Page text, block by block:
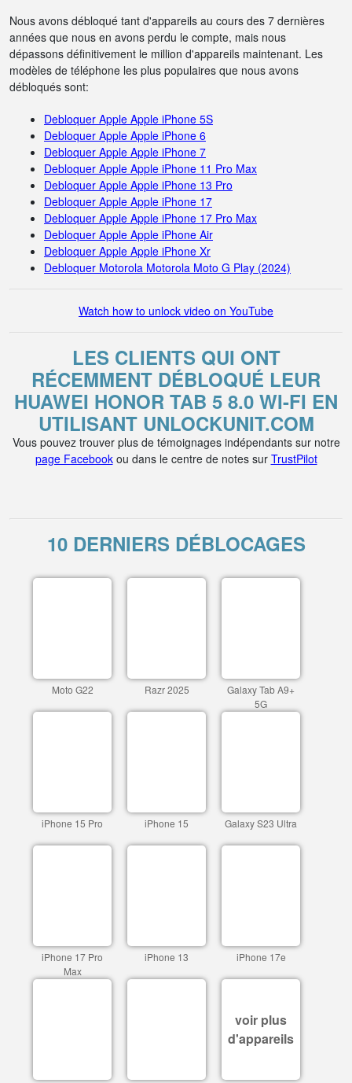
Nous avons débloqué tant d'appareils au cours des 7 dernières
années que nous en avons perdu le compte, mais nous
dépassons définitivement le million d'appareils maintenant. Les
modèles de téléphone les plus populaires que nous avons
débloqués sont:
Debloquer Apple Apple iPhone 5S
Debloquer Apple Apple iPhone 6
Debloquer Apple Apple iPhone 7
Debloquer Apple Apple iPhone 11 Pro Max
Debloquer Apple Apple iPhone 13 Pro
Debloquer Apple Apple iPhone 17
Debloquer Apple Apple iPhone 17 Pro Max
Debloquer Apple Apple iPhone Air
Debloquer Apple Apple iPhone Xr
Debloquer Motorola Motorola Moto G Play (2024)
Watch how to unlock video on YouTube
LES CLIENTS QUI ONT
RÉCEMMENT DÉBLOQUÉ LEUR
HUAWEI HONOR TAB 5 8.0 WI-FI EN
UTILISANT UNLOCKUNIT.COM
Vous pouvez trouver plus de témoignages indépendants sur notre
page Facebookou dans le centre de notes sur TrustPilot
10 DERNIERS DÉBLOCAGES
Moto G22 Razr 2025
Galaxy Tab A9+
5G
iPhone 15 Pro iPhone 15 Galaxy S23 Ultra
iPhone 17 Pro
Max
iPhone 13 iPhone 17e
voir plus
d'appareils